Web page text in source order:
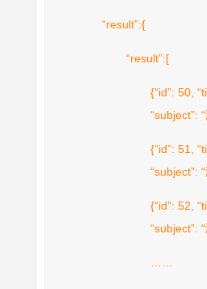
“result”:{
“result”:[
{“id”: 50,
“subject”:
{“id”: 51,
“subject”:
{“id”: 52,
“subject”: